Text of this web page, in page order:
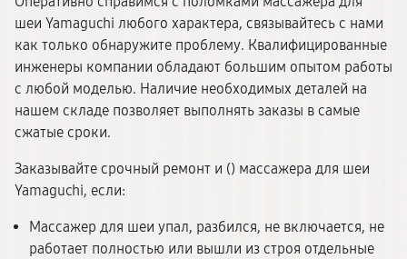
шеи Yamaguchi любого характера, связывайтесь с нами
как только обнаружите проблему. Квалифицированные
инженеры компании обладают большим опытом работы
с любой моделью. Наличие необходимых деталей на
нашем складе позволяет выполнять заказы в самые
сжатые сроки.
Заказывайте срочный ремонт и () массажера для шеи
Yamaguchi, если:
Массажер для шеи упал, разбился, не включается, не
работает полностью или вышли из строя отдельные